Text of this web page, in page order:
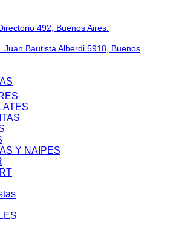
492, Buenos Aires.
Juan Bautista Alberdi 5918, Buenos
Y NAIPES